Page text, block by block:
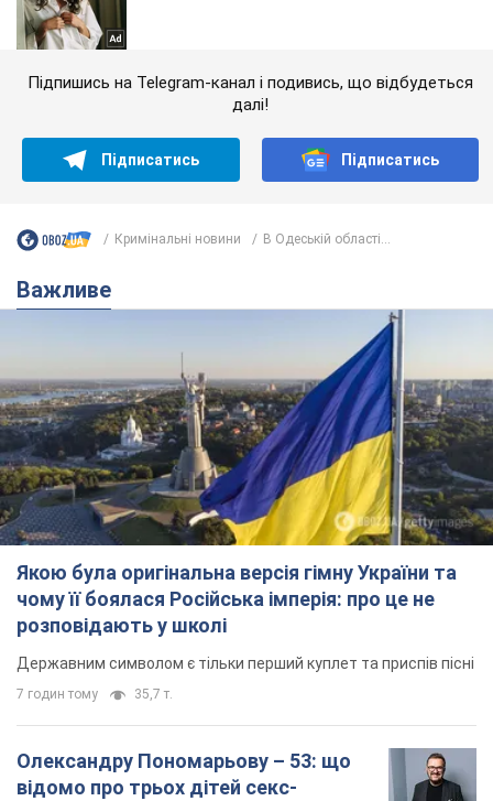
Підпишись на Telegram-канал і подивись, що відбудеться
далі!
Підписатись Підписатись
Кримінальні новини В Одеській області...
Важливе
Якою була оригінальна версія гімну України та
чому її боялася Російська імперія: про це не
розповідають у школі
Державним символом є тільки перший куплет та приспів пісні
7 годин тому 35,7 т.
Олександру Пономарьову – 53: що
відомо про трьох дітей секс-